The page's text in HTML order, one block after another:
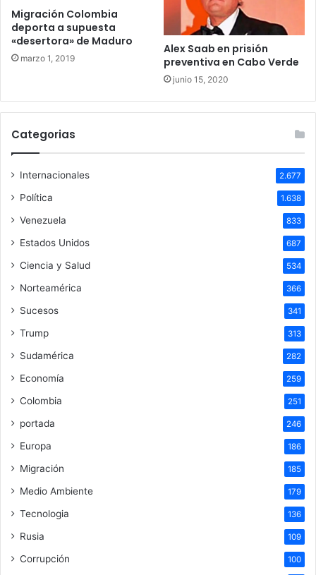
Migración Colombia
deporta a supuesta
«desertora» de Maduro
marzo 1, 2019
Alex Saab en prisión
preventiva en Cabo Verde
junio 15, 2020
Categorias
Internacionales 2.677
Política 1.638
Venezuela 833
Estados Unidos 687
Ciencia y Salud 534
Norteamérica 366
Sucesos 341
Trump 313
Sudamérica 282
Economía 259
Colombia 251
portada 246
Europa 186
Migración 185
Medio Ambiente 179
Tecnologia 136
Rusia 109
Corrupción 100